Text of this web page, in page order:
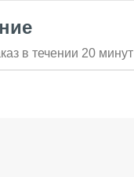
в течении 20 минут